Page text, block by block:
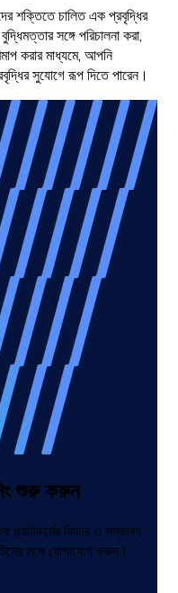
শক্তিতে চালিত এক প্রবৃদ্ধির
সঙ্গে পরিচালনা করা,
করার মাধ্যমে, আপনি
সুযোগে রূপ দিতে পারেন।
শুরু করুন
প্ল্যাটফর্মের ফিচার ও সম্ভাব্য
সঙ্গে যোগাযোগ করুন।